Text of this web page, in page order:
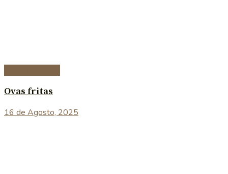
Ovas fritas
16 de Agosto, 2025